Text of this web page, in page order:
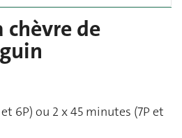
chèvre de
6P) ou 2 x 45 minutes (7P et